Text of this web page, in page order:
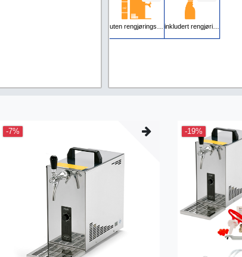
uten rengjøringsutstyrinkludert rengjøringstilbehør
-7% -19%